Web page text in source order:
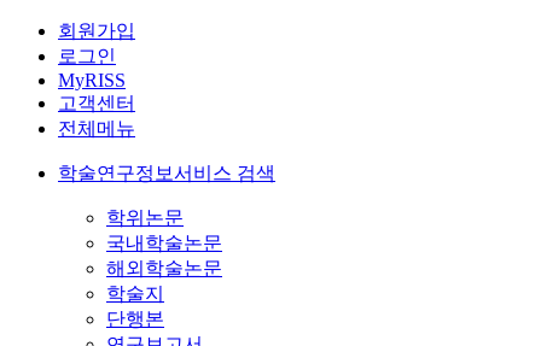
회원가입
로그인
MyRISS
고객센터
전체메뉴
학술연구정보서비스 검색
학위논문
국내학술논문
해외학술논문
학술지
단행본